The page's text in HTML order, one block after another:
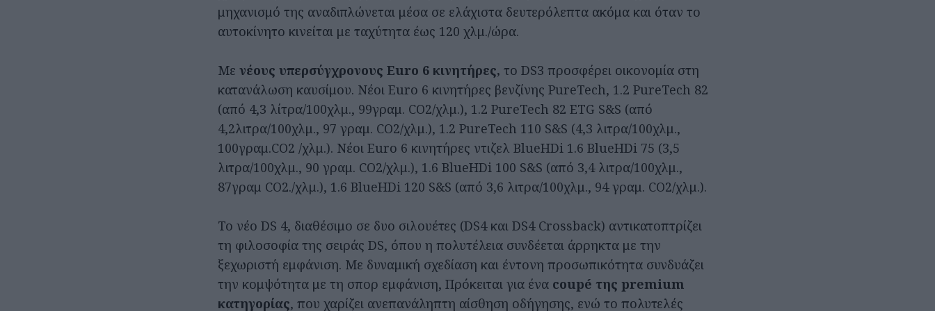
μηχανισμό της αναδιπλώνεται μέσα σε ελάχιστα δευτερόλεπτα ακόμα και όταν το
αυτοκίνητο κινείται με ταχύτητα έως 120 χλμ./ώρα.
Με νέους υπερσύγχρονους Euro 6 κινητήρες, το DS3 προσφέρει οικονομία στη
κατανάλωση καυσίμου. Νέοι Euro 6 κινητήρες βενζίνης PureTech, 1.2 PureTech 82
(από 4,3 λίτρα/100χλμ., 99γραμ. CO2/χλμ.), 1.2 PureTech 82 ETG S&S (από
4,2λιτρα/100χλμ., 97 γραμ. CO2/χλμ.), 1.2 PureTech 110 S&S (4,3 λιτρα/100χλμ.,
100γραμ.CO2 /χλμ.). Νέοι Euro 6 κινητήρες ντιζελ BlueHDi 1.6 BlueHDi 75 (3,5
λιτρα/100χλμ., 90 γραμ. CO2/χλμ.), 1.6 BlueHDi 100 S&S (από 3,4 λιτρα/100χλμ.,
87γραμ CO2./χλμ.), 1.6 BlueHDi 120 S&S (από 3,6 λιτρα/100χλμ., 94 γραμ. CO2/χλμ.).
Το νέο DS 4, διαθέσιμο σε δυο σιλουέτες (DS4 και DS4 Crossback) αντικατοπτρίζει
τη φιλοσοφία της σειράς DS, όπου η πολυτέλεια συνδέεται άρρηκτα με την
ξεχωριστή εμφάνιση. Με δυναμική σχεδίαση και έντονη προσωπικότητα συνδυάζει
την κομψότητα με τη σπορ εμφάνιση, Πρόκειται για ένα coupé της premium
κατηγορίας, που χαρίζει ανεπανάληπτη αίσθηση οδήγησης, ενώ το πολυτελές